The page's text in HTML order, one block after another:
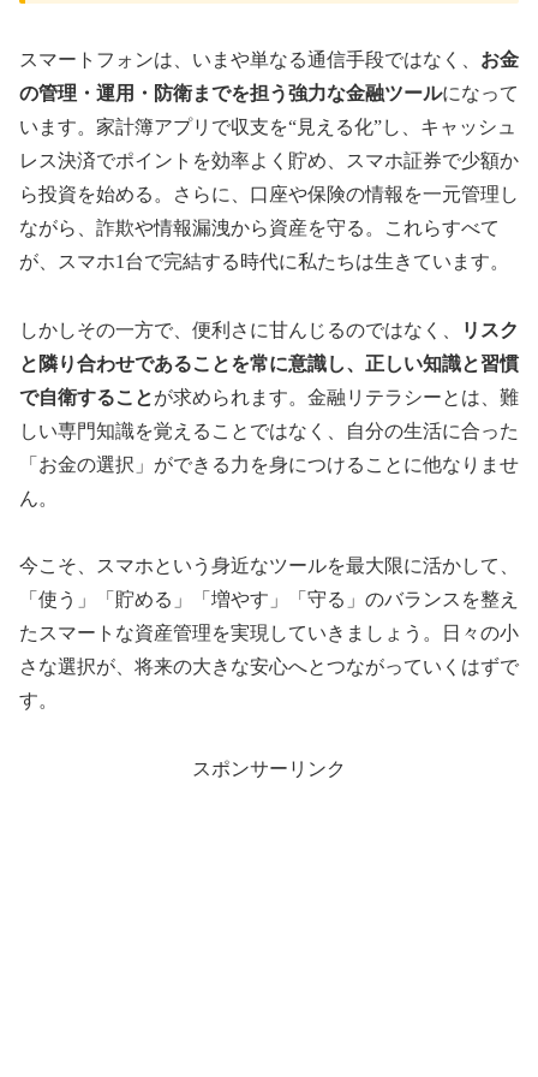
スマートフォンは、いまや単なる通信手段ではなく、 お金
の管理・運用・防衛までを担う強力な金融ツールになって
います。家計簿アプリで収支を“見える化”し、キャッシュ
レス決済でポイントを効率よく貯め、スマホ証券で少額か
ら投資を始める。さらに、口座や保険の情報を一元管理し
ながら、詐欺や情報漏洩から資産を守る。これらすべて
が、スマホ1台で完結する時代に私たちは生きています。
しかしその一方で、便利さに甘んじるのではなく、
リスク
と隣り合わせであることを常に意識し、正しい知識と習慣
で自衛することが求められます。金融リテラシーとは、難
しい専門知識を覚えることではなく、自分の生活に合った
「お金の選択」ができる力を身につけることに他なりませ
ん。
今こそ、スマホという身近なツールを最大限に活かして、
「使う」「貯める」「増やす」「守る」のバランスを整え
たスマートな資産管理を実現していきましょう。日々の小
さな選択が、将来の大きな安心へとつながっていくはずで
す。
スポンサーリンク